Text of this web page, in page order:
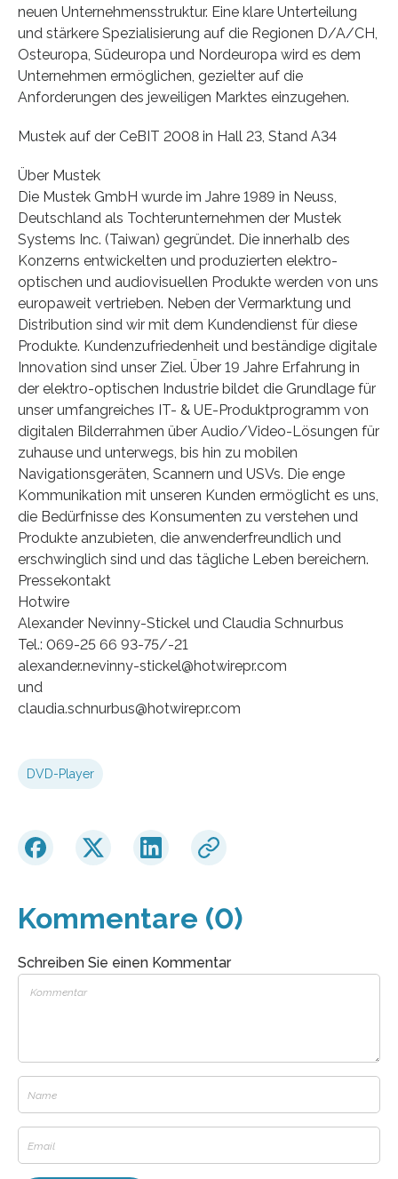
neuen Unternehmensstruktur. Eine klare Unterteilung
und stärkere Spezialisierung auf die Regionen D/A/CH,
Osteuropa, Südeuropa und Nordeuropa wird es dem
Unternehmen ermöglichen, gezielter auf die
Anforderungen des jeweiligen Marktes einzugehen.
Mustek auf der CeBIT 2008 in Hall 23, Stand A34
Über Mustek
Die Mustek GmbH wurde im Jahre 1989 in Neuss,
Deutschland als Tochterunternehmen der Mustek
Systems Inc. (Taiwan) gegründet. Die innerhalb des
Konzerns entwickelten und produzierten elektro-
optischen und audiovisuellen Produkte werden von uns
europaweit vertrieben. Neben der Vermarktung und
Distribution sind wir mit dem Kundendienst für diese
Produkte. Kundenzufriedenheit und beständige digitale
Innovation sind unser Ziel. Über 19 Jahre Erfahrung in
der elektro-optischen Industrie bildet die Grundlage für
unser umfangreiches IT- & UE-Produktprogramm von
digitalen Bilderrahmen über Audio/Video-Lösungen für
zuhause und unterwegs, bis hin zu mobilen
Navigationsgeräten, Scannern und USVs. Die enge
Kommunikation mit unseren Kunden ermöglicht es uns,
die Bedürfnisse des Konsumenten zu verstehen und
Produkte anzubieten, die anwenderfreundlich und
erschwinglich sind und das tägliche Leben bereichern.
Pressekontakt
Hotwire
Alexander Nevinny-Stickel und Claudia Schnurbus
Tel.: 069-25 66 93-75/-21
alexander.nevinny-stickel@hotwirepr.com
und
claudia.schnurbus@hotwirepr.com
DVD-Player
Kommentare (0)
Schreiben Sie einen Kommentar